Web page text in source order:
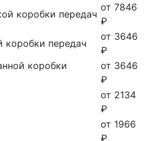
коробки передач
от 7846
₽
коробки передач
от 3646
₽
коробки
от 3646
₽
от 2134
₽
от 1966
₽